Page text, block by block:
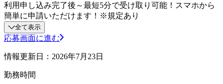
利用申し込み完了後～最短5分で受け取り可能！スマホから
簡単に申請いただけます！※規定あり
全て表示
応募画面に進む
情報更新日：2026年7月23日
勤務時間